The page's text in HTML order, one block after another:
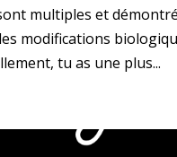
multiples et
modifications
tu as une plus...